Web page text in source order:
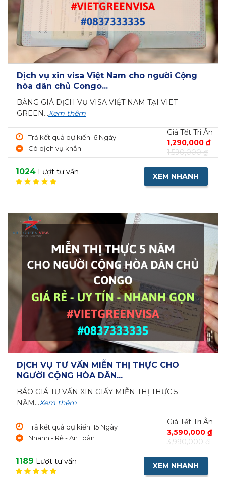
Dịch vụ xin visa Việt Nam cho người Cộng
hòa dân chủ Congo...
BẢNG GIÁ DỊCH VỤ VISA VIỆT NAM TẠI VIET
GREEN...Xem thêm
Trả kết quả dự kiến: 6 Ngày
Có dịch vụ khẩn
Giá Tết Tri Ân
1,290,000 ₫
1,590,000 ₫
1024 Lượt tư vấn XEM NHANH
DỊCH VỤ TƯ VẤN MIỄN THỊ THỰC CHO
NGƯỜI CỘNG HÒA DÂN...
BÁO GIÁ TƯ VẤN XIN GIẤY MIỄN THỊ THỰC 5
NĂM...Xem thêm
Trả kết quả dự kiến: 15 Ngày
Nhanh - Rẻ - An Toàn
Giá Tết Tri Ân
3,590,000 ₫
3,990,000 ₫
1189 Lượt tư vấn XEM NHANH